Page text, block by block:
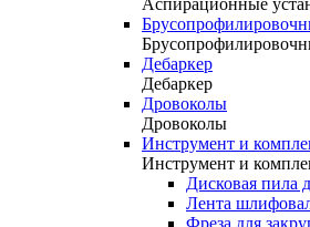
Аспирационные
Дебаркер
Дебаркер
Дровоколы
Дровоколы
Инструмент и
Инструмент и
Дисковая пила
Лента
Фреза для